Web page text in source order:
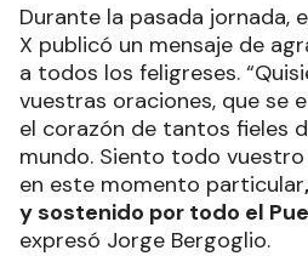
Durante la pasada jornada,
X publicó un mensaje de
a todos los feligreses.
vuestras oraciones, que se
el corazón de tantos fieles
mundo. Siento todo
en este momento particular
y sostenido por todo el
expresó Jorge Bergoglio.